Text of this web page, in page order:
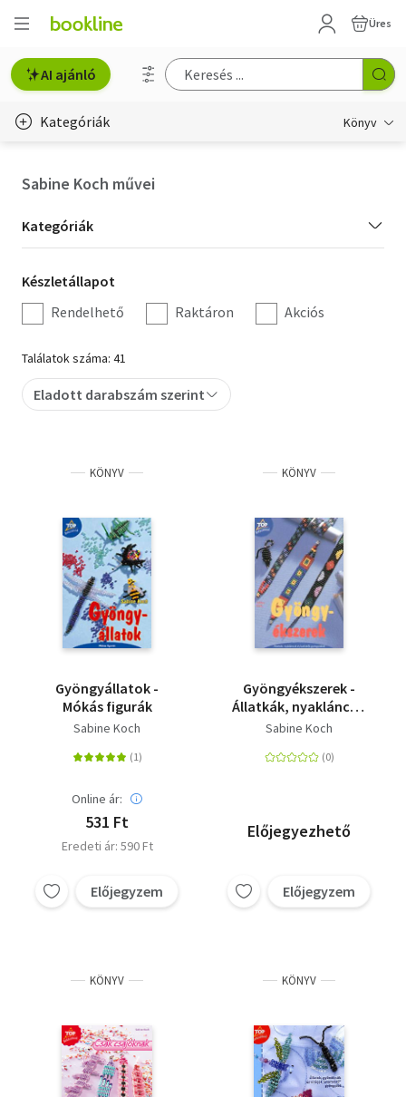
Üres
AI ajánló
Kategóriák Könyv
Hobbi, szabadidő
Irodalom
Művészet
Szakkönyv
Tankönyv, segédkönyv
Társadalomtudomány
Természettudomány
Történelem
Sabine Koch művei
Kategória
szűrés
Kategóriák
Készletállapot
szűrés
Készletállapot
Rendelhető
Raktáron Akciós
Találatok száma: 41
Eladott darabszám szerint
KÖNYV
Gyöngyállatok -
Mókás figurák
Sabine Koch
Online ár:
531 Ft
Eredeti ár: 590 Ft
Előjegyzem
KÖNYV
Gyöngyékszerek -
Állatkák, nyakláncok
és karkötők
Sabine Koch
Előjegyezhető
Előjegyzem
KÖNYV KÖNYV